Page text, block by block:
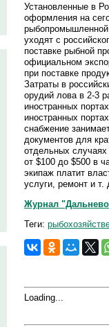
Установленные в
оформления на
рыбопромышленной
уходят с
поставке рыбной
официальном
при поставке
Затраты в
орудий лова в 2-3
иностранных
иностранных
снабжение
документов для
отдельных
от $100 до $500 в
экипаж платит
услуги, ремонт и т.
Журнал
Теги:
Loading...